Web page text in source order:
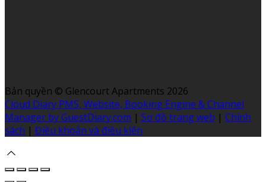
Bản quyền © Glencourt Apartments 2026
Cloud Diary PMS, Website, Booking Engine & Channel
Manager by GuestDiary.com | Sơ đồ trang web | Chính
sách | Điều khoản và điều kiện